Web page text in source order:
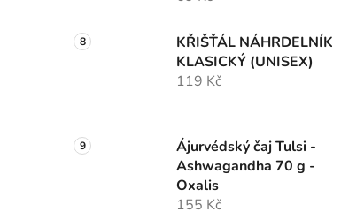
KŘIŠŤÁL NÁHRDELNÍK
KLASICKÝ (UNISEX)
119 Kč
Ájurvédský čaj Tulsi -
Ashwagandha 70 g -
Oxalis
155 Kč